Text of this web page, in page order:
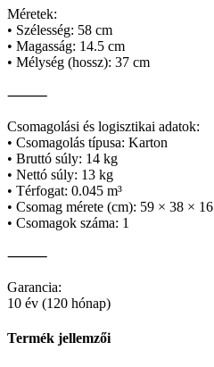
Méretek:
• Szélesség: 58 cm
• Magasság: 14.5 cm
• Mélység (hossz): 37 cm
⸻
Csomagolási és logisztikai adatok:
• Csomagolás típusa: Karton
• Bruttó súly: 14 kg
• Nettó súly: 13 kg
• Térfogat: 0.045 m³
• Csomag mérete (cm): 59 × 38 × 16
• Csomagok száma: 1
⸻
Garancia:
10 év (120 hónap)
Termék jellemzői